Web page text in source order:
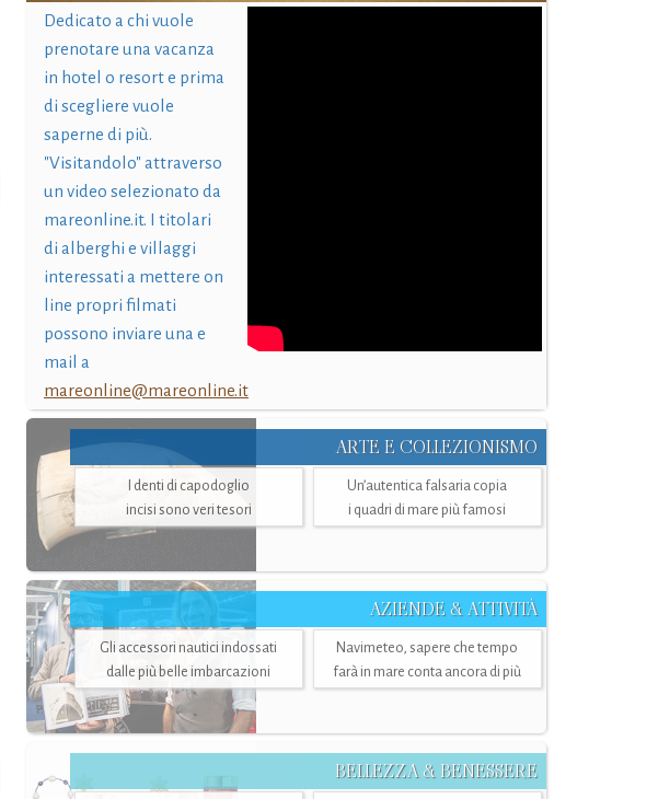
Dedicato a chi vuole
prenotare una vacanza
in hotel o resort e prima
di scegliere vuole
saperne di più.
"Visitandolo" attraverso
un video selezionato da
mareonline.it. I titolari
di alberghi e villaggi
interessati a mettere on
line propri filmati
possono inviare una e
mail a
mareonline@mareonline.it
ARTE E COLLEZIONISMO
I denti di capodoglio
incisi sono veri tesori
Un’autentica falsaria copia
i quadri di mare più famosi
AZIENDE & ATTIVITÀ
Gli accessori nautici indossati
dalle più belle imbarcazioni
Navimeteo, sapere che tempo
farà in mare conta ancora di più
BELLEZZA & BENESSERE